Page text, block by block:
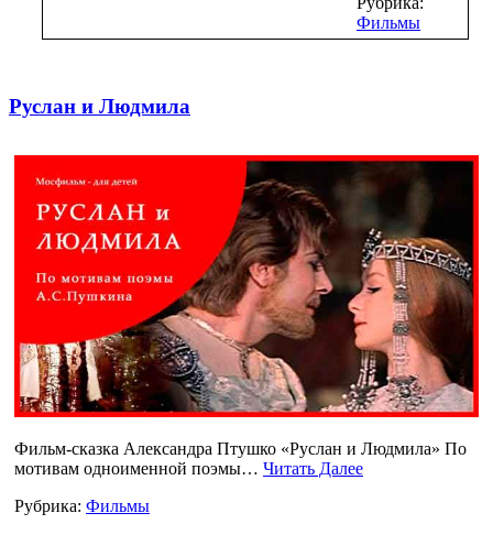
Фильмы
Руслан и Людмила
Фильм-сказка Александра Птушко «Руслан и Людмила» По
мотивам одноименной поэмы… Читать Далее
Рубрика: Фильмы